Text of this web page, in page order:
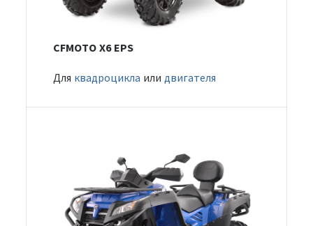
CFMOTO X6 EPS
Для квадроцикла или двигателя